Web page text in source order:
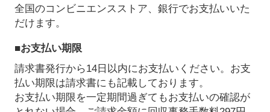
全国のコンビニエンスストア、銀行でお支払いいた
だけます。
■お支払い期限
請求書発行から14日以内にお支払いください。お支
払い期限は請求書にも記載しております。
お支払い期限を一定期間過ぎてもお支払いの確認が